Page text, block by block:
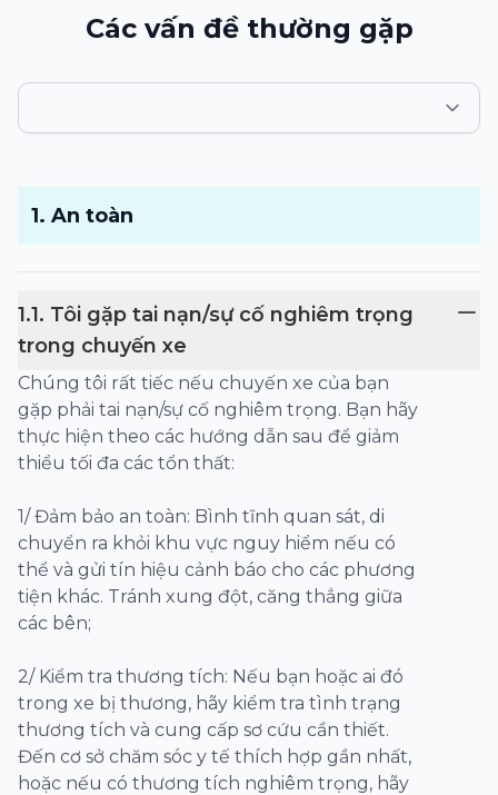
Các vấn đề thường gặp
1. An toàn
1.1. Tôi gặp tai nạn/sự cố nghiêm trọng
trong chuyến xe
Chúng tôi rất tiếc nếu chuyến xe của bạn
gặp phải tai nạn/sự cố nghiêm trọng. Bạn hãy
thực hiện theo các hướng dẫn sau để giảm
thiểu tối đa các tổn thất:
1/ Đảm bảo an toàn: Bình tĩnh quan sát, di
chuyển ra khỏi khu vực nguy hiểm nếu có
thể và gửi tín hiệu cảnh báo cho các phương
tiện khác. Tránh xung đột, căng thẳng giữa
các bên;
2/ Kiểm tra thương tích: Nếu bạn hoặc ai đó
trong xe bị thương, hãy kiểm tra tình trạng
thương tích và cung cấp sơ cứu cần thiết.
Đến cơ sở chăm sóc y tế thích hợp gần nhất,
hoặc nếu có thương tích nghiêm trọng, hãy